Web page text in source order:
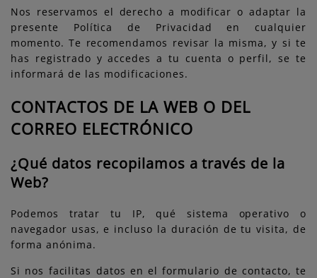
Nos reservamos el derecho a modificar o adaptar la
presente Política de Privacidad en cualquier
momento. Te recomendamos revisar la misma, y si te
has registrado y accedes a tu cuenta o perfil, se te
informará de las modificaciones.
CONTACTOS DE LA WEB O DEL
CORREO ELECTRÓNICO
¿Qué datos recopilamos a través de la
Web?
Podemos tratar tu IP, qué sistema operativo o
navegador usas, e incluso la duración de tu visita, de
forma anónima.
Si nos facilitas datos en el formulario de contacto, te